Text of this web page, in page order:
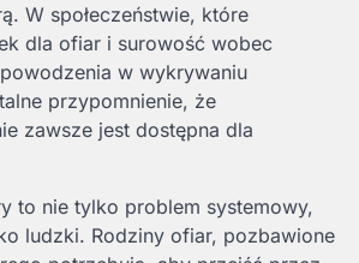
W społeczeństwie, które
dla ofiar i surowość wobec
w wykrywaniu
przypomnienie, że
zawsze jest dostępna dla
to nie tylko problem systemowy,
ludzki. Rodziny ofiar, pozbawione